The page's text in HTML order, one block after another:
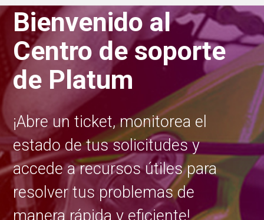
Búsqueda
Bienvenido al
Centro de soporte
de Platum
¡Abre un ticket, monitorea el
estado de tus solicitudes y
accede a recursos útiles para
resolver tus problemas de
manera rápida y eficiente!